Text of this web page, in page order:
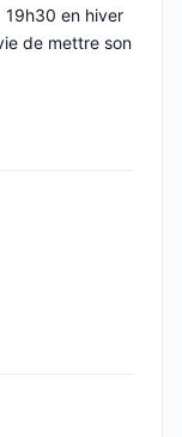
19h30 en hiver
de mettre son